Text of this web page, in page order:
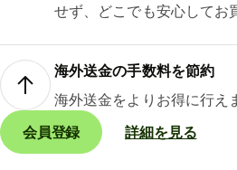
せず、どこでも安心してお
海外送金の手数料を節約
海外送金をよりお得に行え
会員登録
詳細を見る